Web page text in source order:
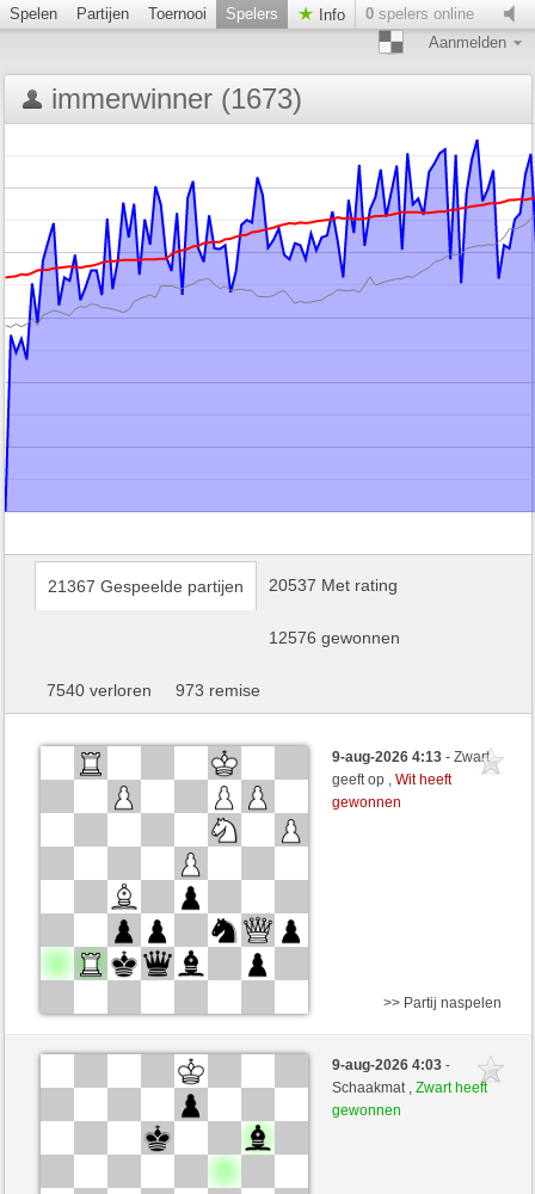
Spelen Partijen Toernooi Spelers Info 0 spelers online
Aanmelden
immerwinner (1673)
21367 Gespeelde partijen 20537 Met rating
12576 gewonnen
7540 verloren 973 remise
9-aug-2026 4:13- Zwart
geeft op ,Wit heeft
gewonnen
Wit
Motovilo (1622) (+19)
immerwinner (1692) (-19)
Speelduur: 4 minutes/side + 0 seconds/move
>> Partij naspelen
9-aug-2026 4:03-
Schaakmat ,Zwart heeft
gewonnen